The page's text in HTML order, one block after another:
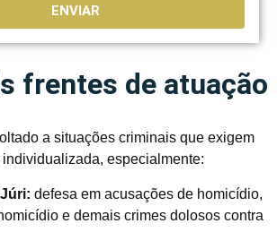
ENVIAR
frentes de atuação
a situações criminais que exigem
especialmente:
defesa em acusações de homicídio,
e demais crimes dolosos contra